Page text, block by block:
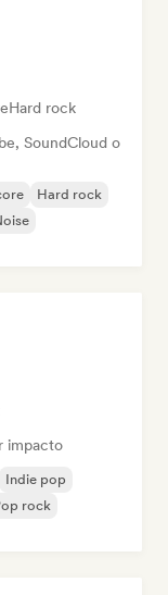
Hard rock
SoundCloud o
Hard rock
impacto
Indie pop
rock